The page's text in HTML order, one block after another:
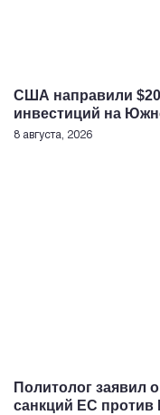
США направили
инвестиций на
8 августа, 2026
Политолог заявил
санкций ЕС против